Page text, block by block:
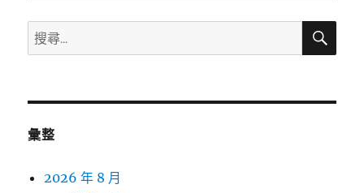
搜
尋
鍵
搜
彙整
2026 年 8 月